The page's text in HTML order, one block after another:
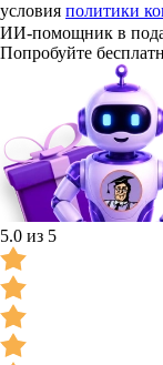
условия политики
ИИ-помощник в
Попробуйте
5.0 из 5